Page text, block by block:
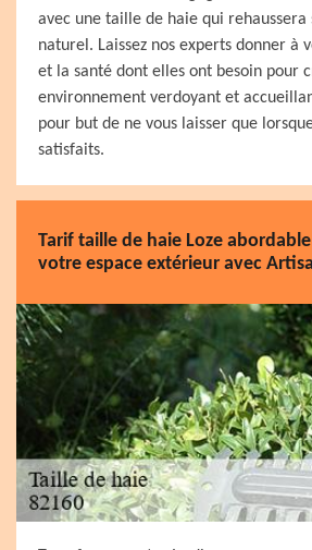
avec une taille de haie qui rehaussera
naturel. Laissez nos experts donner à
et la santé dont elles ont besoin pour
environnement verdoyant et
pour but de ne vous laisser que
satisfaits.
Tarif taille de haie Loze
votre espace extérieur avec